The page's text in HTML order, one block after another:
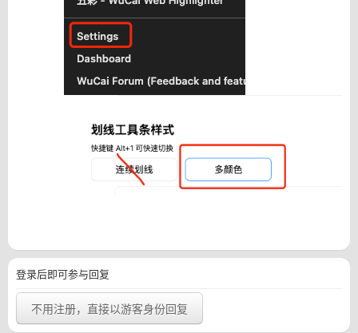
登录后即可参与回复
不用注册，直接以游客身份回复